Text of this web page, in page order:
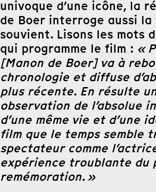
univoque d’une icône, la
de Boer interroge aussi
souvient. Lisons les mots
qui programme le film : «
[Manon de Boer] va à
chronologie et diffuse
plus récente. En résulte
observation de l’absolue
d’une même vie et d’une
film que le temps semble
spectateur comme
expérience troublante du
remémoration. »